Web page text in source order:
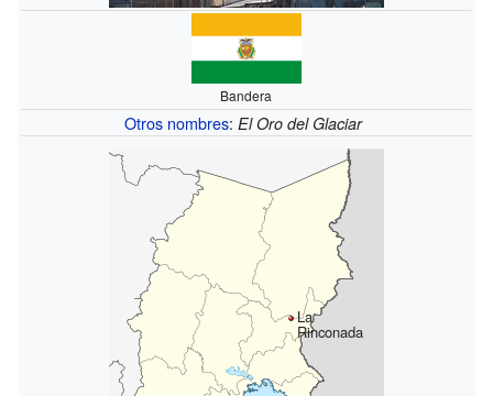
Bandera
Otros nombres: El Oro del Glaciar
La
Rinconada